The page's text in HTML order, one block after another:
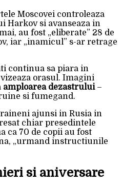
Moscovei controleaza
Harkov si avanseaza in
au fost „eliberate” 28 de
iar „inamicul” s-ar retrage
continua sa piara in
orasul. Imagini
amploarea dezastrului–
si fumegand.
ajunsi in Rusia in
chiar presedintele
ca 70 de copii au fost
„urmand instructiunile
si aniversare